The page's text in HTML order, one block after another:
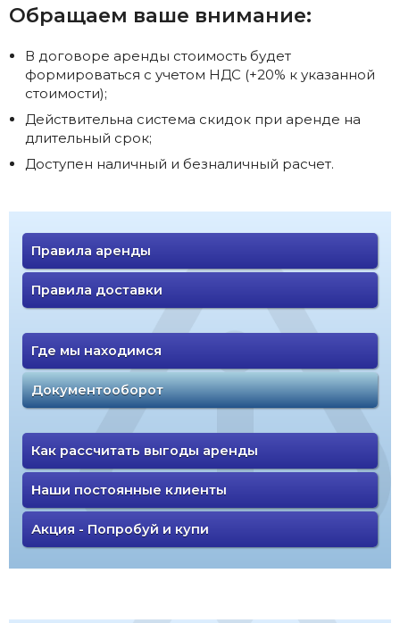
Обращаем ваше внимание:
В договоре аренды стоимость будет
формироваться с учетом НДС (+20% к указанной
стоимости);
Действительна система скидок при аренде на
длительный срок;
Доступен наличный и безналичный расчет.
Правила аренды
Правила доставки
Где мы находимся
Документооборот
Как рассчитать выгоды аренды
Наши постоянные клиенты
Акция - Попробуй и купи